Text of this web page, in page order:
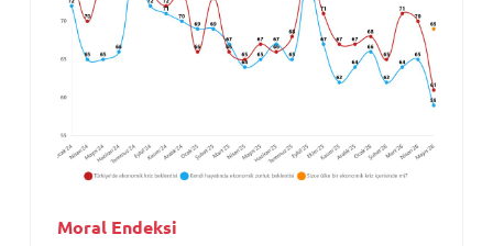
Moral Endeksi